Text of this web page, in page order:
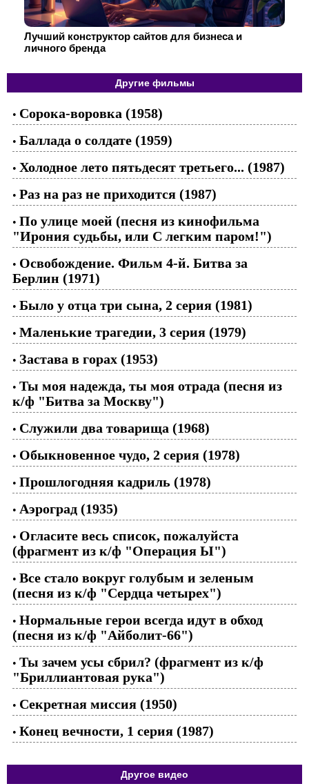
Лучший конструктор сайтов для бизнеса и
личного бренда
Другие фильмы
• Сорока-воровка (1958)
• Баллада о солдате (1959)
• Холодное лето пятьдесят третьего... (1987)
• Раз на раз не приходится (1987)
• По улице моей (песня из кинофильма
"Ирония судьбы, или С легким паром!")
• Освобождение. Фильм 4-й. Битва за
Берлин (1971)
• Было у отца три сына, 2 серия (1981)
• Маленькие трагедии, 3 серия (1979)
• Застава в горах (1953)
• Ты моя надежда, ты моя отрада (песня из
к/ф "Битва за Москву")
• Служили два товарища (1968)
• Обыкновенное чудо, 2 серия (1978)
• Прошлогодняя кадриль (1978)
• Аэроград (1935)
• Огласите весь список, пожалуйста
(фрагмент из к/ф "Операция Ы")
• Все стало вокруг голубым и зеленым
(песня из к/ф "Сердца четырех")
• Нормальные герои всегда идут в обход
(песня из к/ф "Айболит-66")
• Ты зачем усы сбрил? (фрагмент из к/ф
"Бриллиантовая рука")
• Секретная миссия (1950)
• Конец вечности, 1 серия (1987)
Другое видео